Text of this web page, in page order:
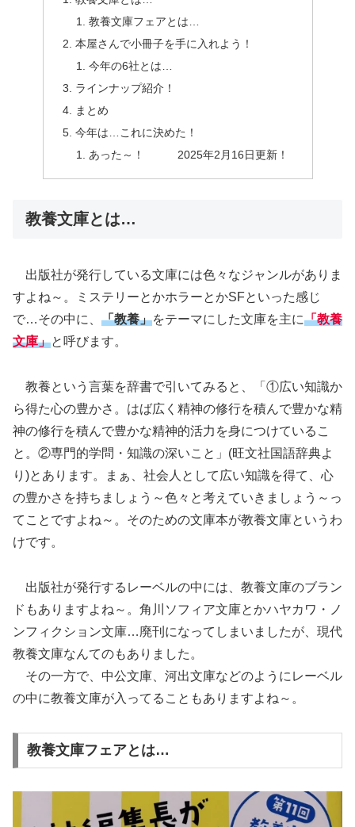
教養文庫フェアとは…
本屋さんで小冊子を手に入れよう！
今年の6社とは…
ラインナップ紹介！
まとめ
今年は…これに決めた！
あった～！ 2025年2月16日更新！
教養文庫とは…
出版社が発行している文庫には色々なジャンルがありま
すよね～。ミステリーとかホラーとかSFといった感じ
で…その中に、 「教養」をテーマにした文庫を主に「教養
文庫」と呼びます。
教養という言葉を辞書で引いてみると、「①広い知識か
ら得た心の豊かさ。はば広く精神の修行を積んで豊かな精
神の修行を積んで豊かな精神的活力を身につけているこ
と。②専門的学問・知識の深いこと」(旺文社国語辞典よ
り)とあります。まぁ、社会人として広い知識を得て、心
の豊かさを持ちましょう～色々と考えていきましょう～っ
てことですよね～。そのための文庫本が教養文庫というわ
けです。
出版社が発行するレーベルの中には、教養文庫のブラン
ドもありますよね～。角川ソフィア文庫とかハヤカワ・ノ
ンフィクション文庫…廃刊になってしまいましたが、現代
教養文庫なんてのもありました。
その一方で、中公文庫、河出文庫などのようにレーベル
の中に教養文庫が入ってることもありますよね～。
教養文庫フェアとは…